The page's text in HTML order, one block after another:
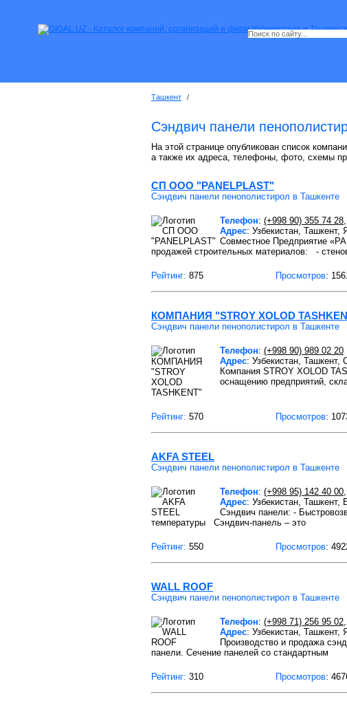
Ташкент /
Сэндвич панели
На этой странице опубликован список
а также их адреса, телефоны, фото, схемы
СП OOO "PANELPLAST"
Сэндвич панели пенополистирол в Ташкенте
Телефон: (+998 90) 355 74 28,
Адрес: Узбекистан, Ташкент,
Совместное Предприятие
продажей строительных материалов: -
Рейтинг: 875 Просмотров:
КОМПАНИЯ "STROY XOLOD
Сэндвич панели пенополистирол в Ташкенте
Телефон: (+998 90) 989 02 20
Адрес: Узбекистан, Ташкент,
Компания STROY XOLOD
оснащению предприятий,
Рейтинг: 570 Просмотров:
AKFA STEEL
Сэндвич панели пенополистирол в Ташкенте
Телефон: (+998 95) 142 40 00,
Адрес: Узбекистан,
Сэндвич панели: -
температуры Сэндвич-панель – это
Рейтинг: 550 Просмотров:
WALL ROOF
Сэндвич панели пенополистирол в Ташкенте
Телефон: (+998 71) 256 95 02,
Адрес: Узбекистан,
Производство и продажа
панели. Сечение панелей со стандартным
Рейтинг: 310 Просмотров: